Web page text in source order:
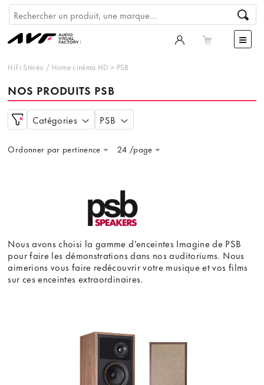
HiFi Stéréo / Home cinéma HD > PSB
NOS PRODUITS PSB
Catégories PSB
Ordonner par pertinence 24 /page
Nous avons choisi la gamme d'enceintes Imagine de PSB
pour faire les démonstrations dans nos auditoriums. Nous
aimerions vous faire redécouvrir votre musique et vos films
sur ces enceintes extraordinaires.